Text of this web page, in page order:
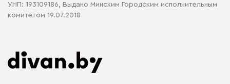
УНП: 193109186, Выдано Минским Городским исполнительным
комитетом 19.07.2018